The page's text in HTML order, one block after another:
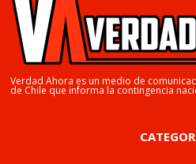
Verdad Ahora es un medio de
de Chile que informa la contingencia